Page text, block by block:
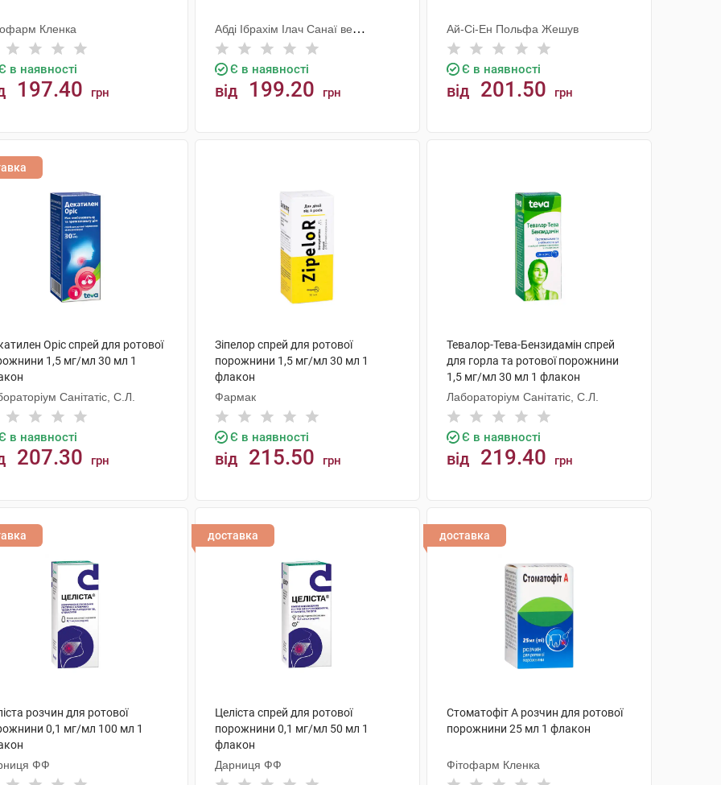
Кленка
в наявності
197.40 грн
Абді Ібрахім Ілач Санаї ве
Тіджарет
Є в наявності
від 199.20 грн
Ай-Сі-Ен Польфа Жешув
Є в наявності
від 201.50 грн
Оріс спрей для ротової
1,5 мг/мл 30 мл 1
Санітатіс, С.Л.
в наявності
207.30 грн
Зіпелор спрей для ротової
порожнини 1,5 мг/мл 30 мл 1
флакон
Фармак
Є в наявності
від 215.50 грн
Тевалор-Тева-Бензидамін спрей
для горла та ротової порожнини
1,5 мг/мл 30 мл 1 флакон
Лабораторіум Санітатіс, С.Л.
Є в наявності
від 219.40 грн
розчин для ротової
0,1 мг/мл 100 мл 1
ФФ
доставка
Целіста спрей для ротової
порожнини 0,1 мг/мл 50 мл 1
флакон
Дарниця ФФ
доставка
Стоматофіт А розчин для ротової
порожнини 25 мл 1 флакон
Фітофарм Кленка